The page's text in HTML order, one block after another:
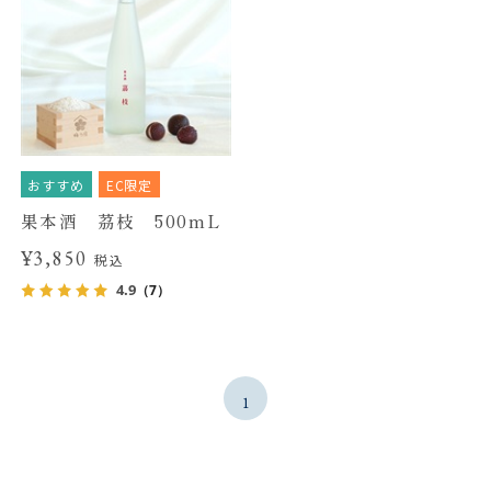
おすすめ EC限定
果本酒 茘枝 500mL
¥3,850税込
4.9（7）
1